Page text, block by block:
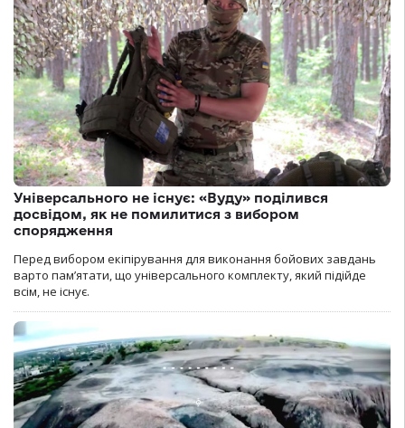
Універсального не існує: «Вуду» поділився
досвідом, як не помилитися з вибором
спорядження
Перед вибором екіпірування для виконання бойових завдань
варто пам’ятати, що універсального комплекту, який підійде
всім, не існує.